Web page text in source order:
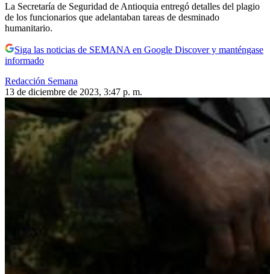
La Secretaría de Seguridad de Antioquia entregó detalles del plagio
de los funcionarios que adelantaban tareas de desminado
humanitario.
Siga las noticias de SEMANA en Google Discover y manténgase
informado
Redacción Semana
13 de diciembre de 2023, 3:47 p. m.